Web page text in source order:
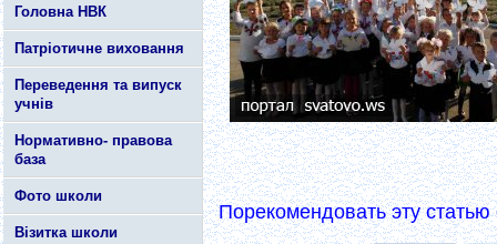
Головна НВК
Патріотичне виховання
Переведення та випуск
учнів
Нормативно- правова
база
Фото школи
Візитка школи
Порекомендовать эту